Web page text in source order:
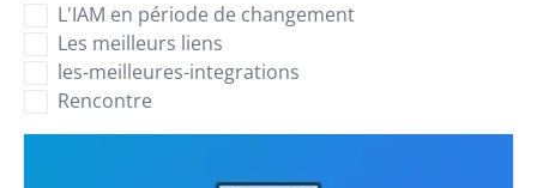
L'IAM en période de changement
Les meilleurs liens
les-meilleures-integrations
Rencontre